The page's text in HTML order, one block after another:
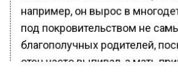
например, он вырос в
под покровительством не
благополучных родителей,
отец часто выпивал, а мать